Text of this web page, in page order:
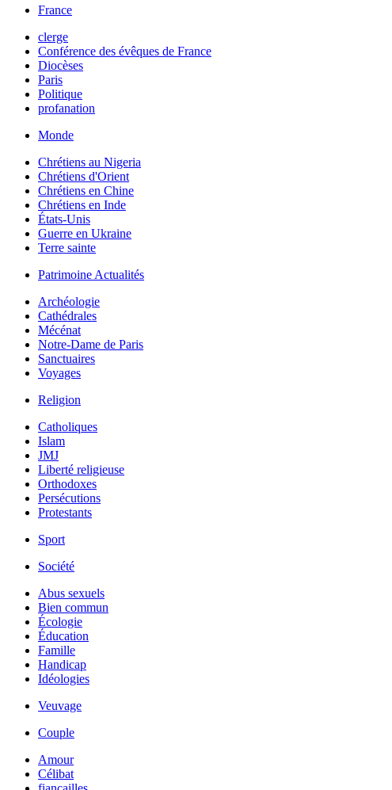
France
clerge
Conférence des évêques de France
Diocèses
Paris
Politique
profanation
Monde
Chrétiens au Nigeria
Chrétiens d'Orient
Chrétiens en Chine
Chrétiens en Inde
États-Unis
Guerre en Ukraine
Terre sainte
Patrimoine Actualités
Archéologie
Cathédrales
Mécénat
Notre-Dame de Paris
Sanctuaires
Voyages
Religion
Catholiques
Islam
JMJ
Liberté religieuse
Orthodoxes
Persécutions
Protestants
Sport
Société
Abus sexuels
Bien commun
Écologie
Éducation
Famille
Handicap
Idéologies
Veuvage
Couple
Amour
Célibat